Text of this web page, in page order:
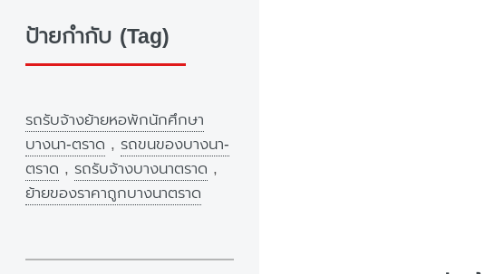
ป้ายกำกับ (Tag)
รถรับจ้างย้ายหอพักนักศึกษา
บางนา-ตราด , รถขนของบางนา-
ตราด , รถรับจ้างบางนาตราด ,
ย้ายของราคาถูกบางนาตราด